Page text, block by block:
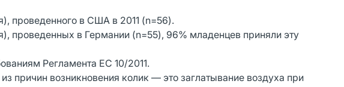
проведенного в США в 2011 (n=56).
проведенных в Германии (n=55), 96% младенцев приняли эту
Регламента ЕС 10/2011.
причин возникновения колик — это заглатывание воздуха при